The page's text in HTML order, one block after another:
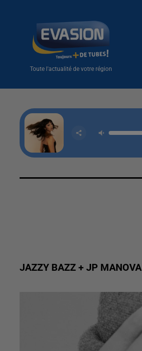
Toute l'actualité de votre région
JAZZY BAZZ + JP MANOVA